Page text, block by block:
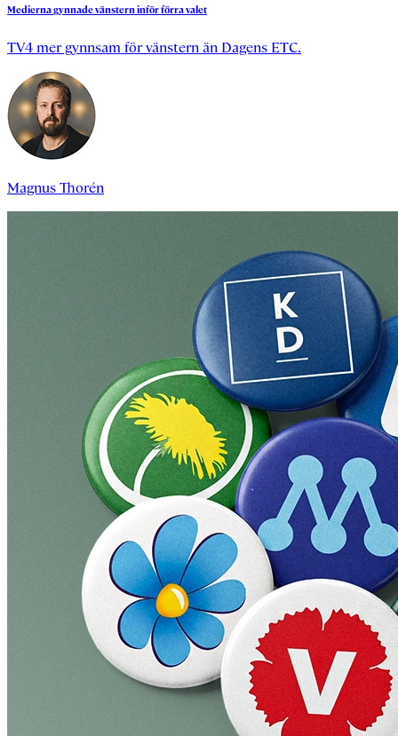
Mediernagynnadevänsterninförförravalet
TV4 mer gynnsam för vänstern än Dagens ETC.
Magnus Thorén